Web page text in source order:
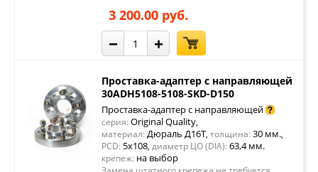
3 200.00 руб.
− +
Проставка-адаптер с направляющей
30ADH5108-5108-SKD-D150
Проставка-адаптер с направляющей
серия: Original Quality,
материал: Дюраль Д16Т, толщина: 30 мм.,
PCD: 5x108, диаметр ЦО (DIA): 63,4 мм.
крепеж: на выбор